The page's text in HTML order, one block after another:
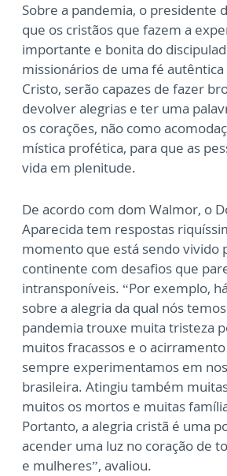
Sobre a pandemia, o presidente
que os cristãos que fazem a
importante e bonita do
missionários de uma fé
Cristo, serão capazes de fazer
devolver alegrias e ter uma
os corações, não como
mística profética, para que as
vida em plenitude.
De acordo com dom Walmor, o
Aparecida tem respostas
momento que está sendo vivido
continente com desafios que
intransponíveis. “Por exemplo,
sobre a alegria da qual nós
pandemia trouxe muita tristeza
muitos fracassos e o
sempre experimentamos em
brasileira. Atingiu também
muitos os mortos e muitas
Portanto, a alegria cristã é uma
acender uma luz no coração de
e mulheres”, avaliou.